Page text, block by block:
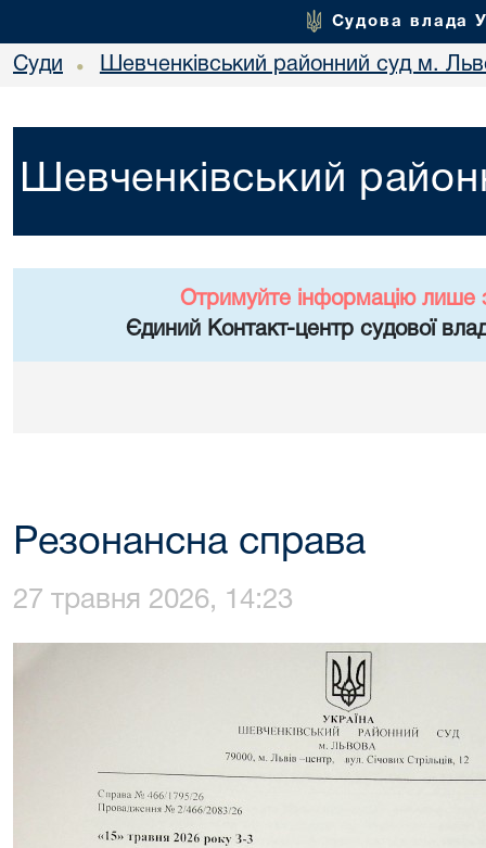
Судова влада
Суди • Шевченківський районний суд м.
Шевченківський
Отримуйте інформацію лише
Єдиний Контакт-центр судової
Резонансна справа
27 травня 2026, 14:23